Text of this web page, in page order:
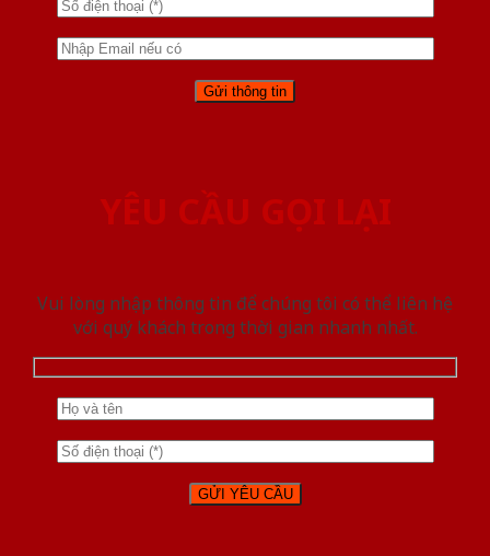
YÊU CẦU GỌI LẠI
Vui lòng nhập thông tin để chúng tôi có thể liên hệ
với quý khách trong thời gian nhanh nhất.